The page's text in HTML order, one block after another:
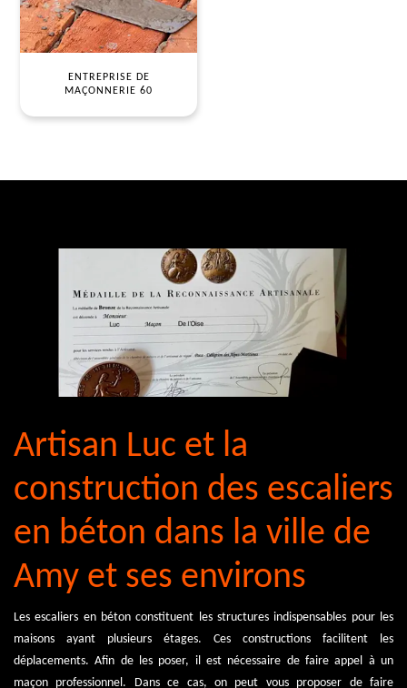
ENTREPRISE DE
MAÇONNERIE 60
Artisan Luc et la
construction des escaliers
en béton dans la ville de
Amy et ses environs
Les escaliers en béton constituent les structures indispensables pour les
maisons ayant plusieurs étages. Ces constructions facilitent les
déplacements. Afin de les poser, il est nécessaire de faire appel à un
maçon professionnel. Dans ce cas, on peut vous proposer de faire